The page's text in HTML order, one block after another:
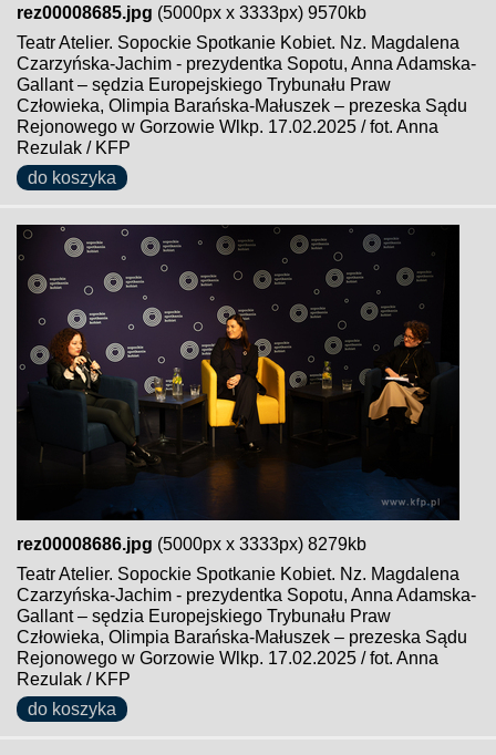
rez00008685.jpg (5000px x 3333px) 9570kb
Teatr Atelier. Sopockie Spotkanie Kobiet. Nz. Magdalena
Czarzyńska-Jachim - prezydentka Sopotu, Anna Adamska-
Gallant – sędzia Europejskiego Trybunału Praw
Człowieka, Olimpia Barańska-Małuszek – prezeska Sądu
Rejonowego w Gorzowie Wlkp. 17.02.2025 / fot. Anna
Rezulak / KFP
do koszyka
rez00008686.jpg (5000px x 3333px) 8279kb
Teatr Atelier. Sopockie Spotkanie Kobiet. Nz. Magdalena
Czarzyńska-Jachim - prezydentka Sopotu, Anna Adamska-
Gallant – sędzia Europejskiego Trybunału Praw
Człowieka, Olimpia Barańska-Małuszek – prezeska Sądu
Rejonowego w Gorzowie Wlkp. 17.02.2025 / fot. Anna
Rezulak / KFP
do koszyka